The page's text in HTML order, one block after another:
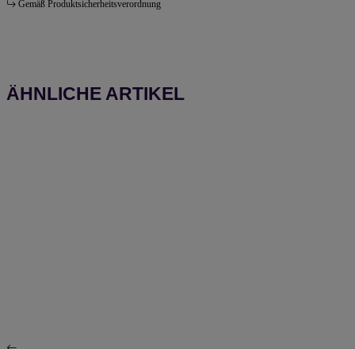
Gemäß Produktsicherheitsverordnung
ÄHNLICHE ARTIKEL